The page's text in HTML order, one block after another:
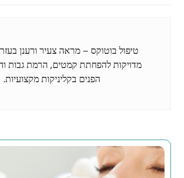
טיפול בוטוקס – מראה צעיר ורענן
מדויקות להפחתת קמטים, הרמת גבות
הפנים בקליניקות מקצועיות.